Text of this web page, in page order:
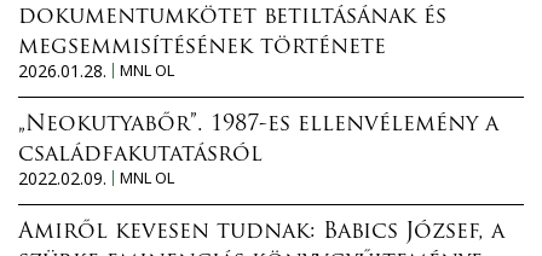
dokumentumkötet betiltásának és
megsemmisítésének története
2026.01.28.
MNL OL
„Neokutyabőr”. 1987-es ellenvélemény a
családfakutatásról
2022.02.09.
MNL OL
Amiről kevesen tudnak: Babics József, a